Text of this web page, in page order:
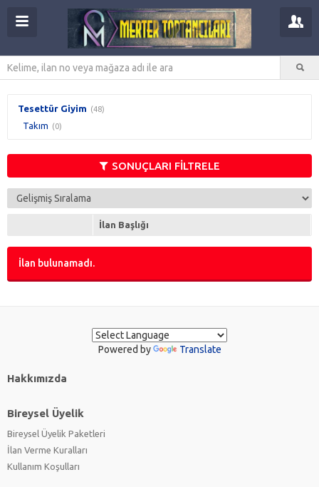
Tesettür Giyim (48)
Takım (0)
SONUÇLARI FİLTRELE
İlan Başlığı
İlan bulunamadı.
Powered by Translate
Hakkımızda
Bireysel Üyelik
Bireysel Üyelik Paketleri
İlan Verme Kuralları
Kullanım Koşulları